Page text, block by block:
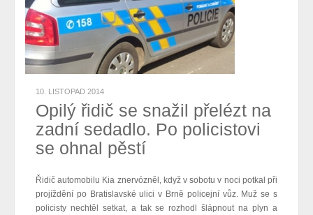
10. LISTOPAD 2014
Opilý řidič se snažil přelézt na
zadní sedadlo. Po policistovi
se ohnal pěstí
Řidič automobilu Kia znervózněl, když v sobotu v noci potkal při
projíždění po Bratislavské ulici v Brně policejní vůz. Muž se s
policisty nechtěl setkat, a tak se rozhodl šlápnout na plyn a